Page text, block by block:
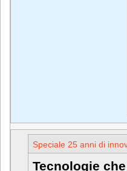
Speciale 25 anni di
Tecnologie